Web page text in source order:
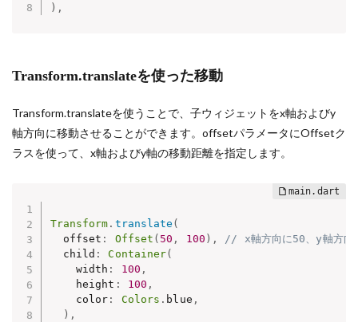
) ,
Transform.translateを使った移動
Transform.translateを使うことで、子ウィジェットをx軸およびy
軸方向に移動させることができます。offsetパラメータにOffsetク
ラスを使って、x軸およびy軸の移動距離を指定します。
Transform . translate (
  offset
: Offset ( 50 , 100 ) ,
// x軸方向に50、y軸方向
  child
: Container(
    width
: 100 ,
    height
: 100 ,
    color
: Colors . blue ,
) ,